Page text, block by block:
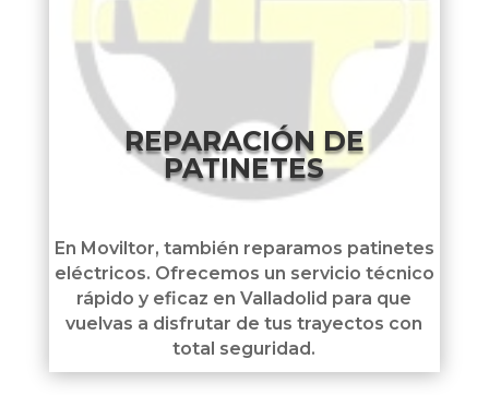
REPARACIÓN DE
PATINETES
En Moviltor, también reparamos patinetes
eléctricos. Ofrecemos un servicio técnico
rápido y eficaz en Valladolid para que
vuelvas a disfrutar de tus trayectos con
total seguridad.